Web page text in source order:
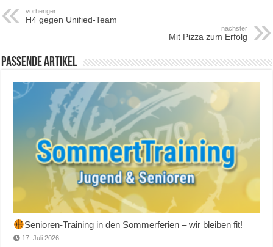
vorheriger
H4 gegen Unified-Team
nächster
Mit Pizza zum Erfolg
Passende Artikel
Senioren-Training in den Sommerferien – wir bleiben fit!
17. Juli 2026